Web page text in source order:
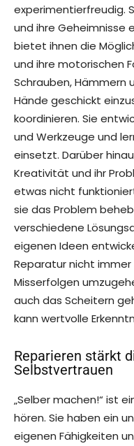
experimentierfreudig.
und ihre Geheimnisse
bietet ihnen die
und ihre motorischen
Schrauben, Hämmern
Hände geschickt
koordinieren. Sie
und Werkzeuge und
einsetzt. Darüber
Kreativität und ihr
etwas nicht
sie das Problem
verschiedene
eigenen Ideen
Reparatur nicht
Misserfolgen
auch das Scheitern
kann wertvolle
Reparieren stärkt
Selbstvertrauen
„Selber machen!“ ist
hören. Sie haben ein
eigenen Fähigkeiten